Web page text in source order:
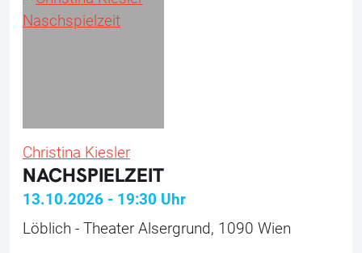
Christina Kiesler
NACHSPIELZEIT
13.10.2026 - 19:30 Uhr
Löblich - Theater Alsergrund, 1090 Wien